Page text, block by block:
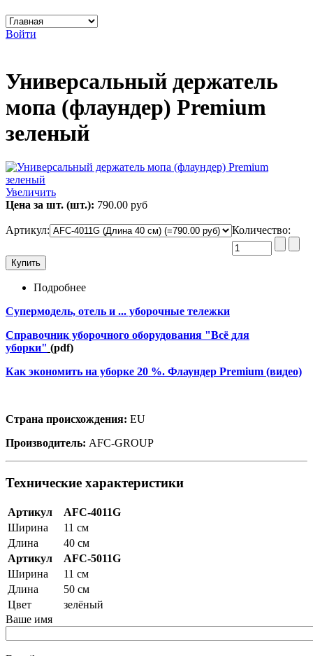
Войти
Универсальный держатель
мопа (флаундер) Premium
зеленый
Увеличить
Цена за шт. (шт.): 790.00 руб
Артикул: Количество:
Подробнее
Супермодель, отель и ... уборочные тележки
Справочник уборочного оборудования "Всё для
уборки" (pdf)
Как экономить на уборке 20 %. Флаундер Premium (видео)
Страна происхождения: EU
Производитель: AFC-GROUP
Технические характеристики
Артикул
AFC-4011G
Ширина
11 см
Длина
40 см
Артикул
AFC-5011G
Ширина
11 см
Длина
50 см
Цвет
зелёный
Ваше имя